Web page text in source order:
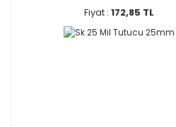
Fiyat : 172,85 TL